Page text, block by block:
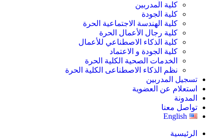
كلية المدربين
كلية الجودة
كلية الهندسة الاجتماعية الحرة
كلية رجال الأعمال الحرة
كلية الذكاء الاصطناعي للأعمال
كلية الجودة و الاعتماد
الخدمات الصحية الكلية الحرة
نظم الذكاء الاصطناعى الكلية الحرة
تسجيل المدربين
استعلام عن العضوية
المدونة
تواصل معنا
English
الرئيسية